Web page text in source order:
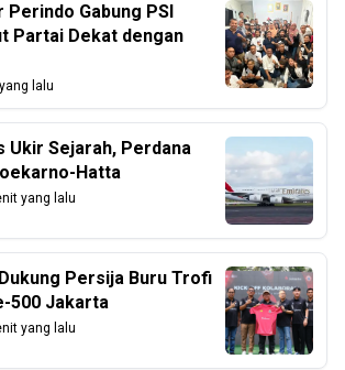
Perindo Gabung PSI
Partai Dekat dengan
lalu
Ukir Sejarah, Perdana
Hatta
yang lalu
Persija Buru Trofi
500 Jakarta
yang lalu